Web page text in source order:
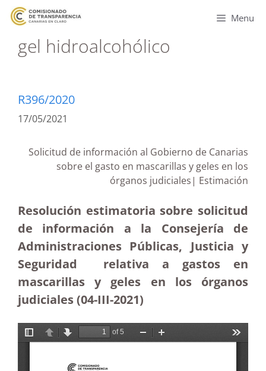
Menu
gel hidroalcohólico
R396/2020
17/05/2021
Solicitud de información al Gobierno de Canarias
sobre el gasto en mascarillas y geles en los
órganos judiciales| Estimación
Resolución estimatoria sobre solicitud
de información a la Consejería de
Administraciones Públicas, Justicia y
Seguridad relativa a gastos en
mascarillas y geles en los órganos
judiciales (04-III-2021)